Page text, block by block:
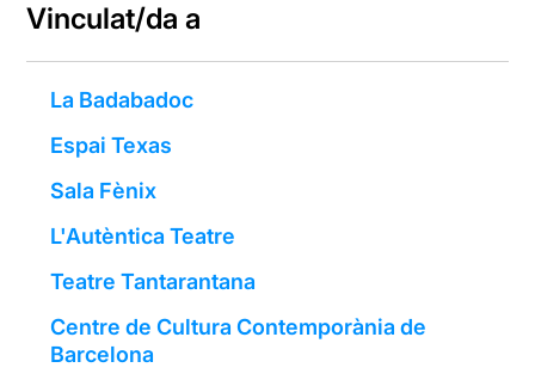
Vinculat/da a
La Badabadoc
Espai Texas
Sala Fènix
L'Autèntica Teatre
Teatre Tantarantana
Centre de Cultura Contemporània de
Barcelona